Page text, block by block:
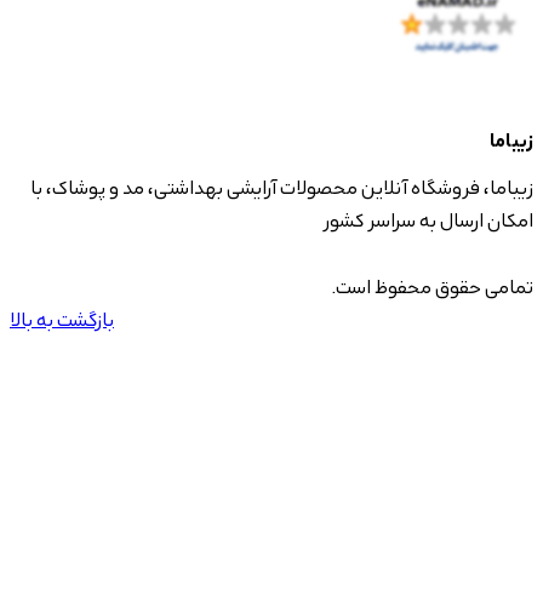
زیباما
زیباما، فروشگاه آنلاین محصولات آرایشی بهداشتی، مد و پوشاک، با
امکان ارسال به سراسر کشور
تمامی حقوق محفوظ است.
بازگشت به بالا